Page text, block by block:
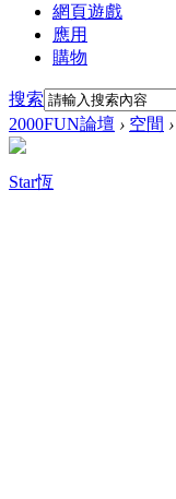
網頁遊戲
應用
購物
搜索
2000FUN論壇 › 空間 ›
Star恆